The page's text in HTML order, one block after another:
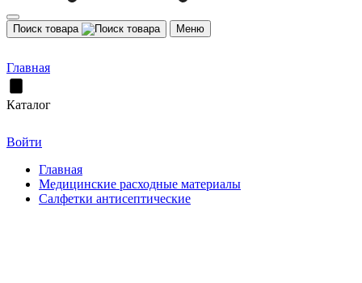
Поиск товара Меню
Главная
Каталог
Войти
Главная
Медицинские расходные материалы
Салфетки антисептические